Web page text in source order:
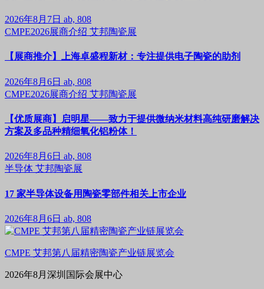
2026年8月7日 ab, 808
CMPE2026展商介绍 艾邦陶瓷展
【展商推介】上海卓盛程新材：专注提供电子陶瓷的助剂
2026年8月6日 ab, 808
CMPE2026展商介绍 艾邦陶瓷展
【优质展商】启明星——致力于提供微纳米材料高纯研磨解决
方案及多品种精细氧化铝粉体！
2026年8月6日 ab, 808
半导体 艾邦陶瓷展
17 家半导体设备用陶瓷零部件相关上市企业
2026年8月6日 ab, 808
CMPE 艾邦第八届精密陶瓷产业链展览会
2026年8月深圳国际会展中心